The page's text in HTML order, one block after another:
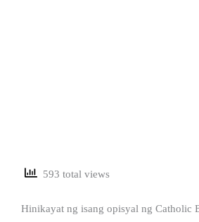
593 total views
Hinikayat ng isang opisyal ng Catholic